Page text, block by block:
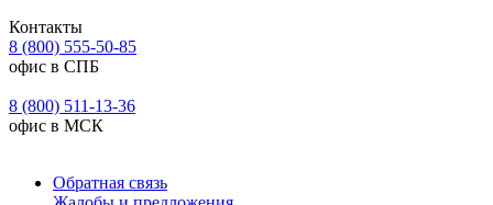
Контакты
8 (800) 555-50-85
офис в СПБ
8 (800) 511-13-36
офис в МСК
Обратная связь